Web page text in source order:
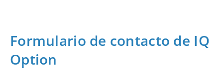
Formulario de contacto de IQ
Option